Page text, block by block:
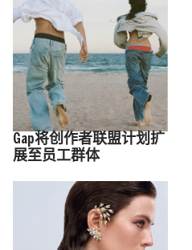
Gap将创作者联盟计划扩
展至员工群体